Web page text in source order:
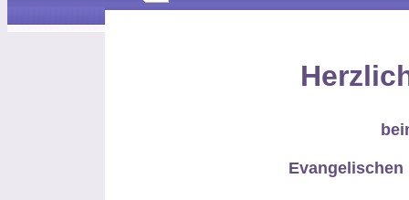
Evangelischen